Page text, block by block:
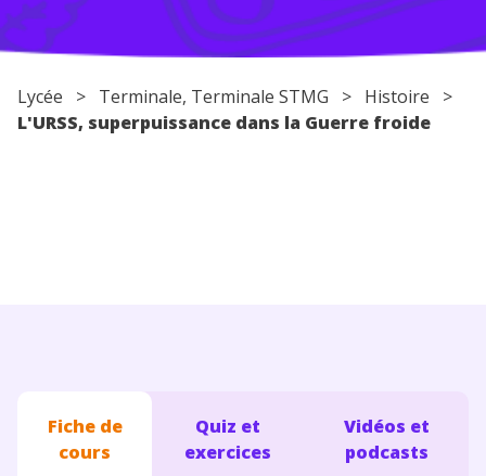
Conseils pour les parents
Lycée > Terminale, Terminale STMG > Histoire >
L'URSS, superpuissance dans la Guerre froide
Fiche de
cours
Quiz et
exercices
Vidéos et
podcasts